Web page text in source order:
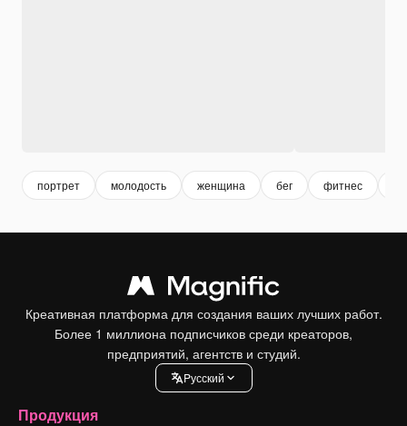
портрет молодость женщина бег фитнес
Креативная платформа для создания ваших лучших работ.
Более 1 миллиона подписчиков среди креаторов,
предприятий, агентств и студий.
Pусский
Продукция